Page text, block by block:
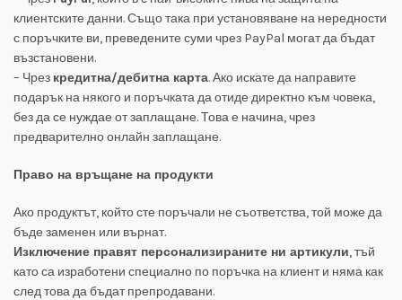
клиентските данни. Също така при установяване на нередности
с поръчките ви, преведените суми чрез PayPal могат да бъдат
възстановени.
– Чрез кредитна/дебитна карта. Ако искате да направите
подарък на някого и поръчката да отиде директно към човека,
без да се нуждае от заплащане. Това е начина, чрез
предварително онлайн заплащане.
Право на връщане на продукти
Ако продуктът, който сте поръчали не съответства, той може да
бъде заменен или върнат.
Изключение правят персонализираните ни артикули, тъй
като са изработени специално по поръчка на клиент и няма как
след това да бъдат препродавани.